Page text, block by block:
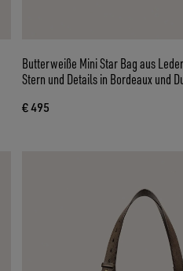
Butterweiße Mini Star Bag aus
Stern und Details in Bordeaux und
€ 495